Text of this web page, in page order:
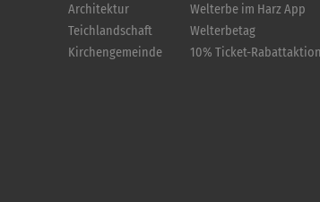
Architektur
Teichlandschaft
Kirchengemeinde
Welterbe im Harz App
Welterbetag
10% Ticket-Rabattaktion